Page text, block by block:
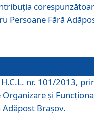
Persoane Fără
nr. 101/2013,
şi
Braşov.